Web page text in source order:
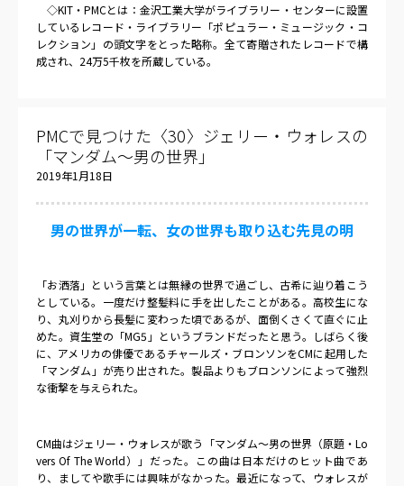
◇KIT ・PMCとは：金沢工業大学がライブラリー・センターに設置
しているレコード・ライブラリー「ポピュラー・ミュージック・コ
レクション」の頭文字をとった略称。全て寄贈されたレコードで構
成され、 24万5千枚を所蔵している。
PMCで見つけた〈30〉ジェリー・ウォレスの
「マンダム～男の世界」
2019年1月18日
男の世界が一転、女の世界も取り込む先見の明
「お洒落」という言葉とは無縁の世界で過ごし、古希に辿り着こう
としている。一度だけ整髪料に手を出したことがある。高校生にな
り、丸刈りから長髪に変わった頃であるが、面倒くさくて直ぐに止
めた。資生堂の「MG5 」というブランドだったと思う。しばらく後
に、アメリカの俳優であるチャールズ・ブロンソンをCMに起用した
「マンダム」が売り出された。製品よりもブロンソンによって強烈
な衝撃を与えられた。
CM曲はジェリー・ウォレスが歌う「マンダム～男の世界（原題・ Lo
vers Of The World）」だった。この曲は日本だけのヒット曲であ
り、ましてや歌手には興味がなかった。最近になって、ウォレスが